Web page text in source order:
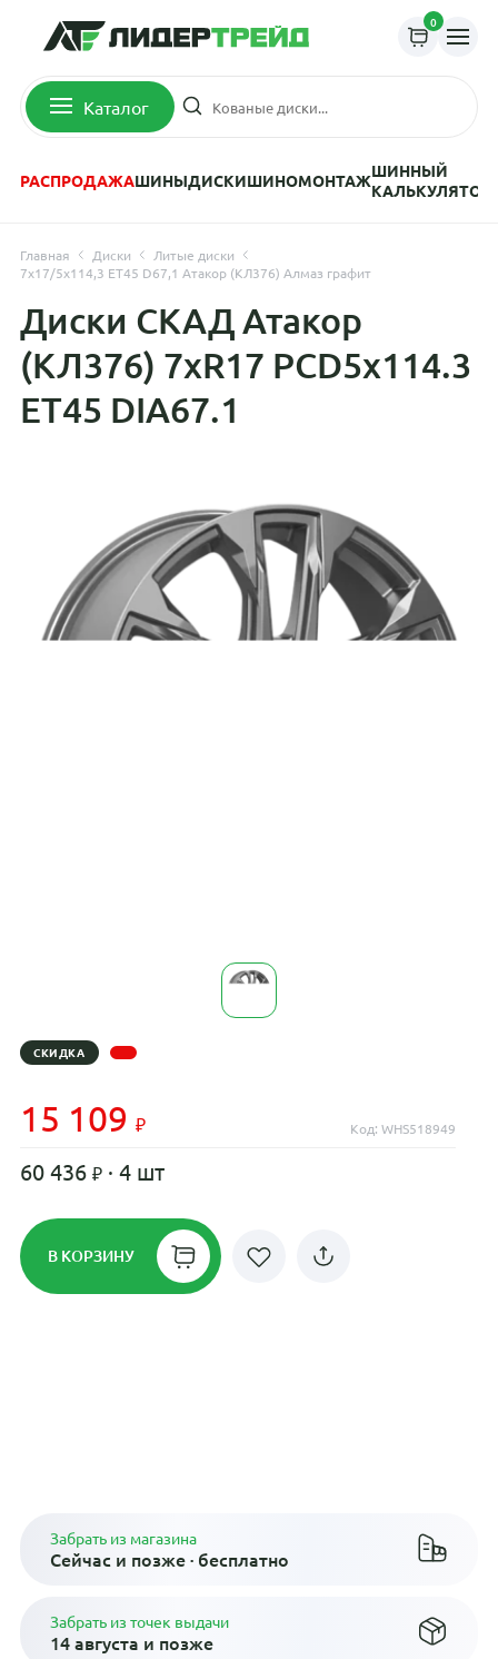
0
Каталог
РАСПРОДАЖАШИНЫДИСКИШИНОМОНТАЖШИННЫЙ
КАЛЬКУЛЯТОР
Главная Диски
Литые диски
7x17/5x114,3 ET45 D67,1 Атакор (КЛ376) Алмаз графит
Диски СКАД Атакор
(КЛ376) 7xR17 PCD5x114.3
ET45 DIA67.1
СКИДКА
15 109 Код: WHS518949
60 436 · 4 шт
В КОРЗИНУ
Забрать из магазина
Сейчас и позже · бесплатно
Забрать из точек выдачи
14 августа и позже